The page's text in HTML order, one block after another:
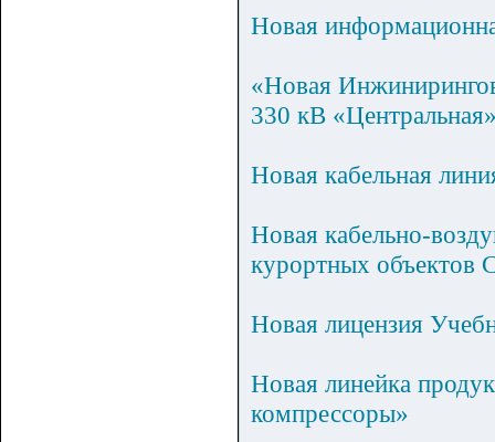
Новая
«Новая
330 кВ
Новая кабельная
Новая кабельно-
курортных объектов
Новая лицензия
Новая линейка
компрессоры»